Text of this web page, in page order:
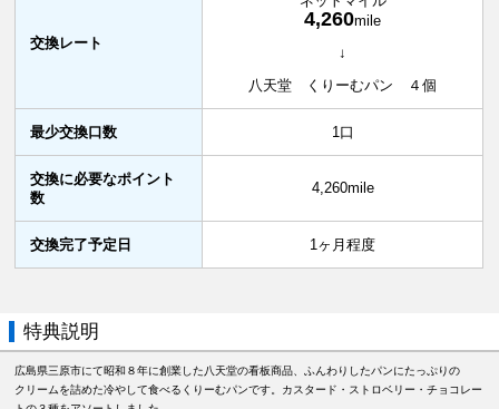
交換レート
4,260mile
↓
八天堂 くりーむパン ４個
最少交換口数 1口
交換に必要なポイント
数
4,260mile
交換完了予定日 1ヶ月程度
特典説明
広島県三原市にて昭和８年に創業した八天堂の看板商品、ふんわりしたパンにたっぷりの
クリームを詰めた冷やして食べるくりーむパンです。カスタード・ストロベリー・チョコレー